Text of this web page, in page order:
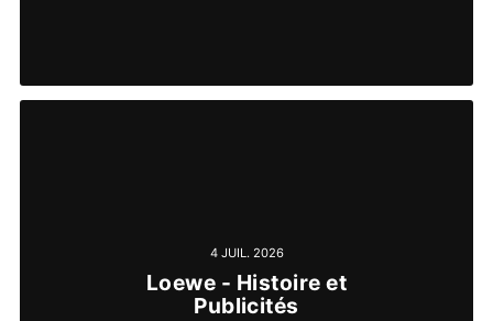
4 JUIL. 2026
Loewe - Histoire et
Publicités